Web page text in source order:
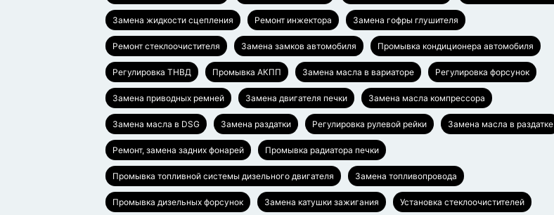
Замена жидкости сцепления Ремонт инжектора Замена гофры глушителя
Ремонт стеклоочистителя Замена замков автомобиля Промывка кондиционера автомобиля
Регулировка ТНВД Промывка АКПП Замена масла в вариаторе Регулировка форсунок
Замена приводных ремней Замена двигателя печки Замена масла компрессора
Замена масла в DSG Замена раздатки Регулировка рулевой рейки Замена масла в раздатке
Ремонт, замена задних фонарей Промывка радиатора печки
Промывка топливной системы дизельного двигателя Замена топливопровода
Промывка дизельных форсунок Замена катушки зажигания Установка стеклоочистителей